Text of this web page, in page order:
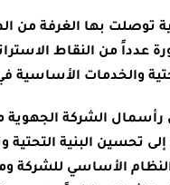
توصلت بها الغرفة من
عدداً من النقاط
والخدمات الأساسية
الشركة الجهوية
البنية التحتية
الأساسي للشركة